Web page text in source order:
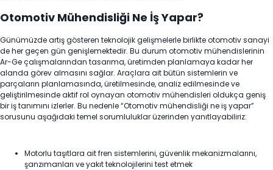
Otomotiv Mühendisliği Ne İş Yapar?
Günümüzde artış gösteren teknolojik gelişmelerle birlikte otomotiv sanayi
de her geçen gün genişlemektedir. Bu durum otomotiv mühendislerinin
Ar-Ge çalışmalarından tasarıma, üretimden planlamaya kadar her
alanda görev almasını sağlar. Araçlara ait bütün sistemlerin ve
parçaların planlamasında, üretilmesinde, analiz edilmesinde ve
geliştirilmesinde aktif rol oynayan otomotiv mühendisleri oldukça geniş
bir iş tanımını izlerler. Bu nedenle “Otomotiv mühendisliği ne iş yapar”
sorusunu aşağıdaki temel sorumluluklar üzerinden yanıtlayabiliriz:
Motorlu taşıtlara ait fren sistemlerini, güvenlik mekanizmalarını,
şanzımanları ve yakıt teknolojilerini test etmek